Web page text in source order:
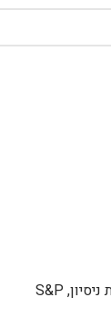
חברת S&P, הידועה גם כ-Soler & Palau, נוסדה בשנת 1951 בספרד ומאז הפכה לאחת מהחברות המובילות בעולם בתחום ייצור מפוחים ומערכות אוורור. עם מעל ל-70 שנות ניסיון, S&P